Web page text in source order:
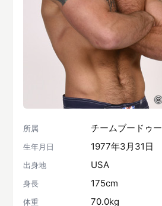
所属 チームブードゥー
生年月日 1977年3月31日
出身地 USA
身長 175cm
体重 70.0kg